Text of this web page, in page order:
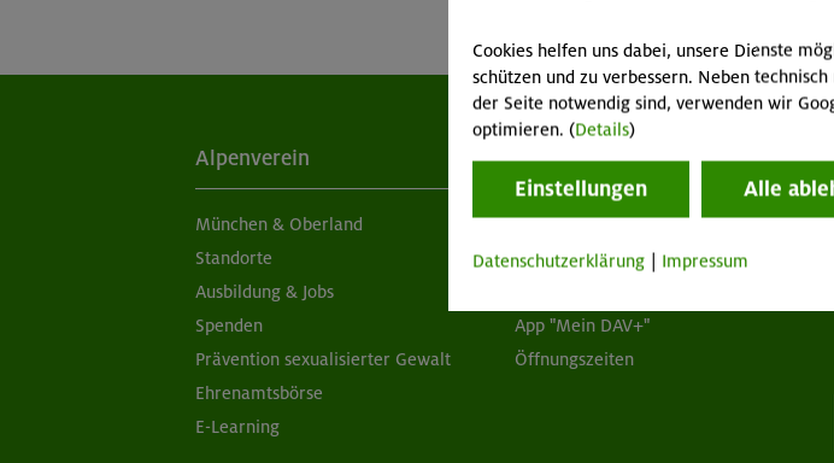
Alpenverein
München & Oberland
Standorte
Ausbildung & Jobs
Spenden
Prävention sexualisierter Gewalt
Ehrenamtsbörse
E-Learning
Aktuelles
Newsletter
Schwarzes Brett
App "Mein DAV+"
Öffnungszeiten
Cookies helfen uns dabei, unsere Dienste
schützen und zu verbessern. Neben
der Seite notwendig sind, verwenden wir
optimieren. (Details)
Einstellungen Alle
Datenschutzerklärung | Impressum